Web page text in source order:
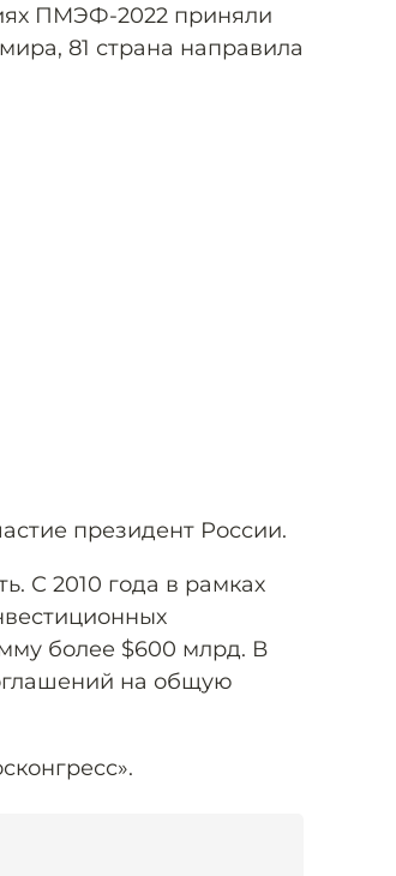
ПМЭФ-2022 приняли
81 страна направила
президент России.
С 2010 года в рамках
более $600 млрд. В
на общую